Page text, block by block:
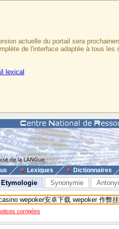
actuelle du portail sera
de l'interface adaptée à tous
lexical
Lexiques Dictionnaires
Etymologie Synonymie
corrigées